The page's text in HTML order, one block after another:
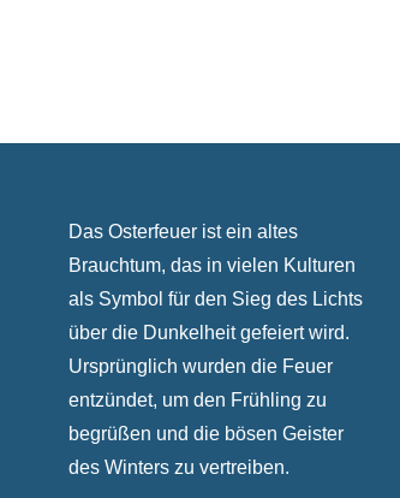
Das Osterfeuer ist ein altes
Brauchtum, das in vielen Kulturen
als Symbol für den Sieg des Lichts
über die Dunkelheit gefeiert wird.
Ursprünglich wurden die Feuer
entzündet, um den Frühling zu
begrüßen und die bösen Geister
des Winters zu vertreiben.